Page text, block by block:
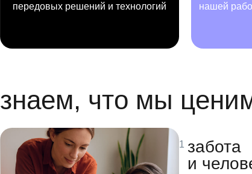
передовых решений и технологий
нашей
знаем, что мы
забота
и